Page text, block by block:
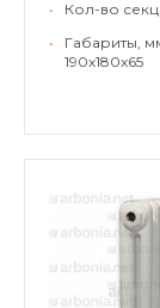
•
Кол-во
•
Габариты,
190x180x65